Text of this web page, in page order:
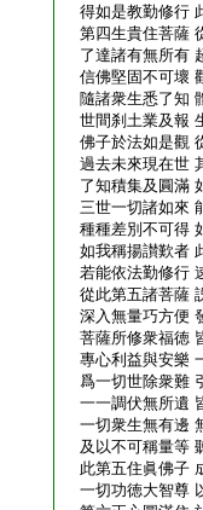
得如是教勤修行
第四生貴住菩薩
了達諸有無所有
信佛堅固不可壞
隨諸衆生悉了知
世間刹土業及報
佛子於法如是觀
過去未來現在世
了知積集及圓滿
三世一切諸如來
種種差別不可得
如我稱揚讃歎者
若能依法勤修行
從此第五諸菩薩
深入無量巧方便
菩薩所修衆福徳
專心利益與安樂
爲一切世除衆難
一一調伏無所遺
一切衆生無有邊
及以不可稱量等
此第五住眞佛子
一切功徳大智尊